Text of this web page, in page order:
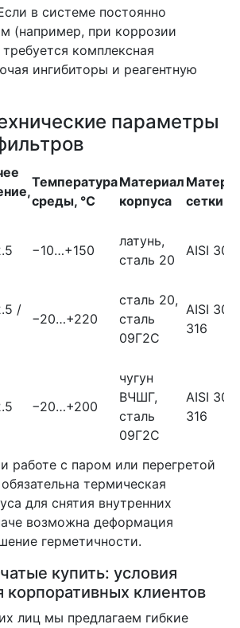
в системе постоянно
(например, при коррозии
комплексная
ингибиторы и реагентную
параметры
Температура
среды, °C
Материал
корпуса
сетки
−10…+150
латунь,
сталь 20
AISI 304
/
−20…+220
сталь 20,
сталь
09Г2С
AISI
316
−20…+200
чугун
ВЧШГ,
сталь
09Г2С
AISI
316
работе с паром или перегретой
термическая
для снятия внутренних
возможна деформация
герметичности.
купить: условия
корпоративных клиентов
лиц мы предлагаем гибкие